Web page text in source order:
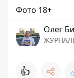
Фото 18+
Олег
👍